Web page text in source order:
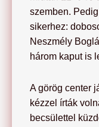
szemben.
sikerhez:
Neszmély
három kaput is
A görög center
kézzel írták
becsülettel